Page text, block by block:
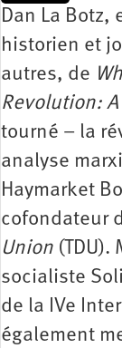
Dan La
historien et
autres, de
Revolution:
tourné – la
analyse
Haymarket
cofondateur
Union (TDU).
socialiste
de la IVe
également